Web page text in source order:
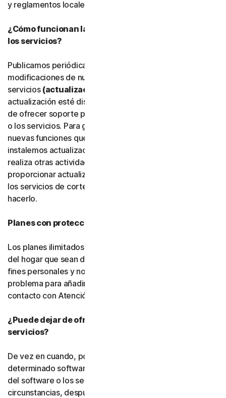
y reglamentos locales aplicables.
¿Cómo funcionan las actualizaciones del software y
los servicios?
Publicamos periódicamente mejoras, ampliaciones y
modificaciones de nuestro software y
servicios (actualizaciones)
actualización esté disponible, es posible que dejemos
de ofrecer soporte para la versión anterior del software
o los servicios. Para garantizar que pueda utilizar las
nuevas funciones que desarrollemos, usted acepta que
instalemos actualizaciones en segundo plano mientras
realiza otras actividades. También podemos
proporcionar actualizaciones para el software gratuito y
los servicios de cortesía, pero no estamos obligados a
hacerlo.
Planes con protección ilimitada de dispositivos
Los planes ilimitados cubren únicamente los dispositivos
del hogar que sean de su propiedad y se utilicen para
fines personales y no comerciales. Si tiene algún
problema para añadir un dispositivo, póngase en
contacto con Atención al cliente.
¿Puede dejar de ofrecerse el software o los
servicios?
De vez en cuando, podemos dejar de ofrecer o eliminar
determinado software, servicios o funciones específicas
del software o los servicios. En determinadas
circunstancias, después de hacerlo, no podrá renovar su